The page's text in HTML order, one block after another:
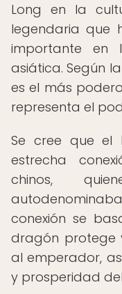
Long en la
legendaria que
importante
asiática. Según
es el más
representa el
Se cree que el
estrecha
chinos,
conexión se
dragón protege
al emperador,
y prosperidad